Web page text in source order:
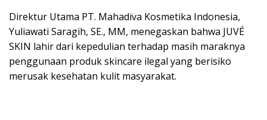
Direktur Utama PT. Mahadiva Kosmetika Indonesia,
Yuliawati Saragih, SE., MM, menegaskan bahwa JUVÉ
SKIN lahir dari kepedulian terhadap masih maraknya
penggunaan produk skincare ilegal yang berisiko
merusak kesehatan kulit masyarakat.